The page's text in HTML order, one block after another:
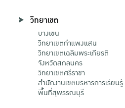
วิทยาเขต
บางเขน
วิทยาเขตกําแพงแสน
วิทยาเขตเฉลิมพระเกียรติ
จังหวัดสกลนคร
วิทยาเขตศรีราชา
สำนักงานเขตบริหารการเรียนรู้
พื้นที่สุพรรณบุรี